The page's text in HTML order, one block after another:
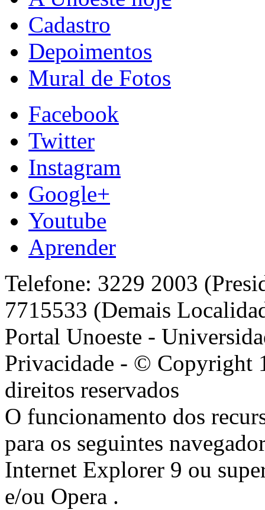
Cadastro
Depoimentos
Mural de Fotos
Facebook
Twitter
Instagram
Google+
Youtube
Aprender
Telefone: 3229 2003
7715533 (Demais
Portal Unoeste -
Privacidade - © Copyright
direitos reservados
O funcionamento dos
para os seguintes
Internet Explorer 9 ou
e/ou Opera .